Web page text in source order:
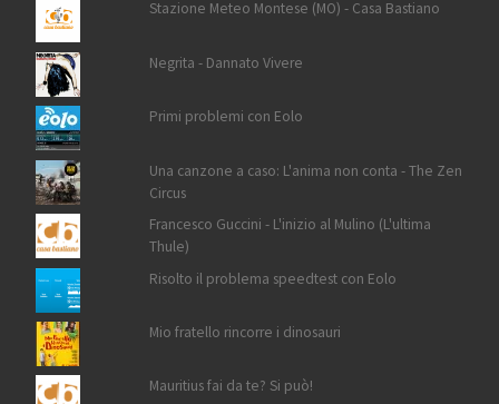
Stazione Meteo Montese (MO) - Casa Bastiano
Negrita - Dannato Vivere
Primi problemi con Eolo
Una canzone a caso: L'anima non conta - The Zen
Circus
Francesco Guccini - L'inizio al Mulino (L'ultima
Thule)
Risolto il problema speedtest con Eolo
Mio fratello rincorre i dinosauri
Mauritius fai da te? Si può!